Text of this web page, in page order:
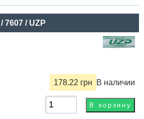
7607 / UZP
178.22 грн В наличии